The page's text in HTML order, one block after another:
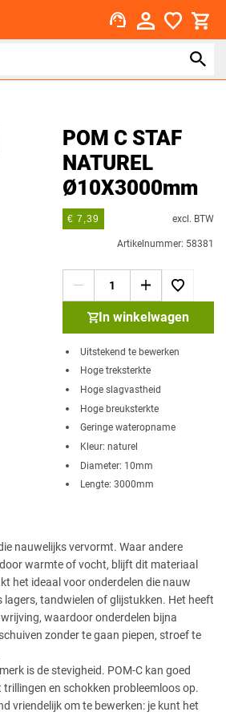
support_agent
POM C STAF
NATUREL
Ø10X3000mm
€ 7,39 excl. BTW
Artikelnummer: 58381
In winkelwagen
Uitstekend te bewerken
Hoge treksterkte
Hoge slagvastheid
Hoge breuksterkte
Geringe wateropname
Kleur: naturel
Diameter: 10mm
Lengte: 3000mm
nauwelijks vervormt. Waar andere
warmte of vocht, blijft dit materiaal
het ideaal voor onderdelen die nauw
lagers, tandwielen of glijstukken. Het heeft
waardoor onderdelen bijna
zonder te gaan piepen, stroef te
is de stevigheid. POM-C kan goed
en schokken probleemloos op.
vriendelijk om te bewerken: je kunt het